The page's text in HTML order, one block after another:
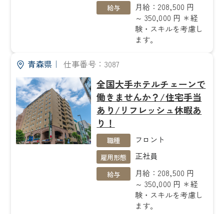
給与
月給：208,500 円
～ 350,000 円 ＊経
験・スキルを考慮し
ます。
青森県｜ 仕事番号：3087
全国大手ホテルチェーンで
働きませんか？/住宅手当
あり/リフレッシュ休暇あ
り！
職種 フロント
雇用形態 正社員
給与
月給：208,500 円
～ 350,000 円 ＊経
験・スキルを考慮し
ます。